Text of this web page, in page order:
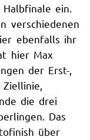
ein.
verschiedenen
ebenfalls ihr
hier Max
der Erst-,
die drei
Das
über